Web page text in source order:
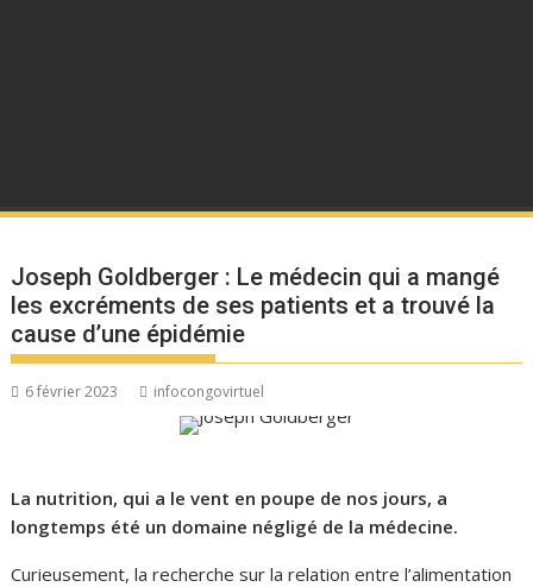
Joseph Goldberger : Le médecin qui a mangé
les excréments de ses patients et a trouvé la
cause d’une épidémie
6 février 2023 infocongovirtuel
La nutrition, qui a le vent en poupe de nos jours, a
longtemps été un domaine négligé de la médecine.
Curieusement, la recherche sur la relation entre l’alimentation